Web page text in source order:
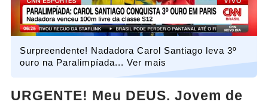
Surpreendente! Nadadora Carol Santiago leva 3º
ouro na Paralimpíada... Ver mais
URGENTE! Meu DEUS. Jovem de